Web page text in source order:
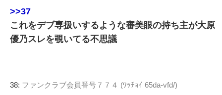
>>37
これをデブ専扱いするような審美眼の持ち主が大原
優乃スレを覗いてる不思議
38: ファンクラブ会員番号７７４ (ﾜｯﾁｮｲ 65da-vfd/)